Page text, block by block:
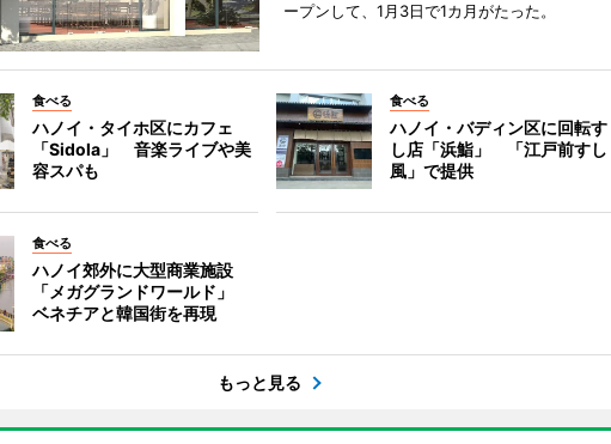
ープンして、1月3日で1カ月がたった。
食べる
ハノイ・タイホ区にカフェ
「Sidola」 音楽ライブや美
容スパも
食べる
ハノイ・バディン区に回転す
し店「浜鮨」 「江戸前すし
風」で提供
食べる
ハノイ郊外に大型商業施設
「メガグランドワールド」
ベネチアと韓国街を再現
もっと見る